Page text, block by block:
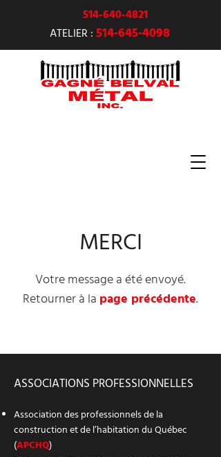
514-640-4821
ATELIER :514-645-4098
MERCI
Votre message a été envoyé.
Retourner à la page précédente.
ASSOCIATIONS PROFESSIONNELLES
Association des professionnels de la
construction et de l’habitation du Québec
(APCHQ)